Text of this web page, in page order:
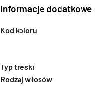
Informacje dodatkowe
Kod koloru
Typ treski
Rodzaj włosów